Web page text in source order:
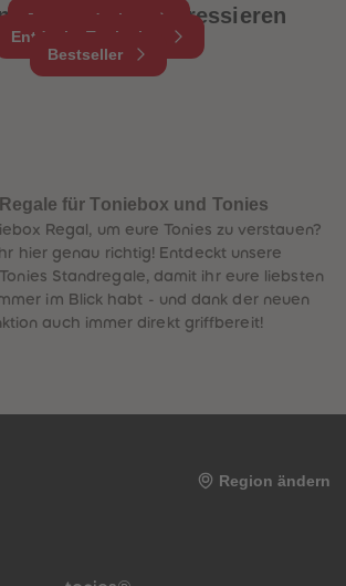
dich auch interessieren
Jetzt entdecken
Entdecke Tonieplay
Bestseller
für Toniebox und Tonies
Regal, um eure Tonies zu verstauen?
hier genau richtig! Entdeckt unsere
Standregale, damit ihr eure liebsten
im Blick habt - und dank der neuen
auch immer direkt griffbereit!
Region ändern